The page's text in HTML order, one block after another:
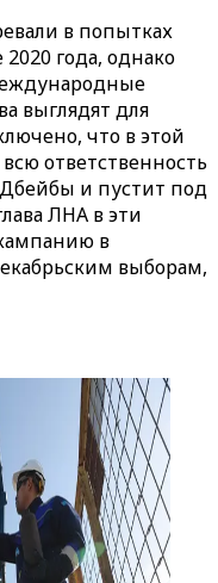
в попытках
года, однако
выглядят для
что в этой
ответственность
Дбейбы и пустит под
ЛНА в эти
в
выборам,